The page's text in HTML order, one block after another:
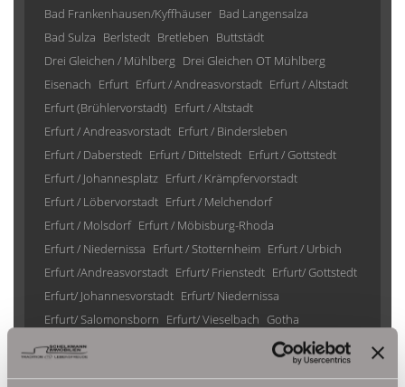
Bad Frankenhausen/Kyffhäuser Bad Langensalza
Bad Sulza Berlstedt Bretleben Buttstädt
Drei Gleichen / Mühlberg Drei Gleichen OT Mühlberg
Eisenach Erfurt Erfurt / Andreasvorstadt Erfurt / Altstadt
Erfurt (Brühlervorstadt) Erfurt / Altstadt
Erfurt / Andreasvorstadt Erfurt / Bindersleben
Erfurt / Daberstedt Erfurt / Dittelstedt Erfurt / Gottstedt
Erfurt / Johannesplatz Erfurt / Krämpfervorstadt
Erfurt / Löbervorstadt Erfurt / Melchendorf
Erfurt / Molsdorf Erfurt / Möbisburg-Rhoda
Erfurt / Niedernissa Erfurt / Stotternheim Erfurt / Urbich
Erfurt /Andreasvorstadt Erfurt/ Frienstedt Erfurt/ Gottstedt
Erfurt/ Johannesvorstadt Erfurt/ Niedernissa
Erfurt/ Salomonsborn Erfurt/ Vieselbach Gotha
Grammetal
Gräfenhain/ Ohrdruf Haina